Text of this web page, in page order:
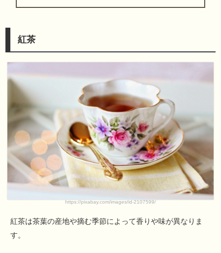
紅茶
https://pixabay.com/images/id-2107599/
紅茶は茶葉の産地や摘む季節によって香りや味が異なりま
す。